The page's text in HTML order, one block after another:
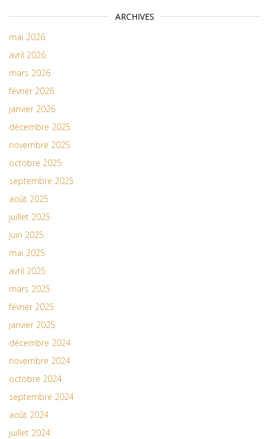
ARCHIVES
mai 2026
avril 2026
mars 2026
février 2026
janvier 2026
décembre 2025
novembre 2025
octobre 2025
septembre 2025
août 2025
juillet 2025
juin 2025
mai 2025
avril 2025
mars 2025
février 2025
janvier 2025
décembre 2024
novembre 2024
octobre 2024
septembre 2024
août 2024
juillet 2024